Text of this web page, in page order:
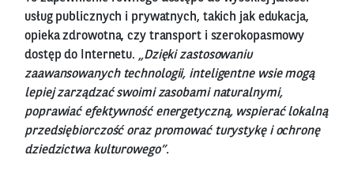
usług publicznych i prywatnych, takich jak edukacja,
opieka zdrowotna, czy transport i szerokopasmowy
dostęp do Internetu. „Dzięki zastosowaniu
zaawansowanych technologii, inteligentne wsie mogą
lepiej zarządzać swoimi zasobami naturalnymi,
poprawiać efektywność energetyczną, wspierać lokalną
przedsiębiorczość oraz promować turystykę i ochronę
dziedzictwa kulturowego”.